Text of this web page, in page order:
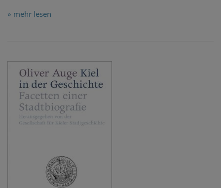
» mehr lesen